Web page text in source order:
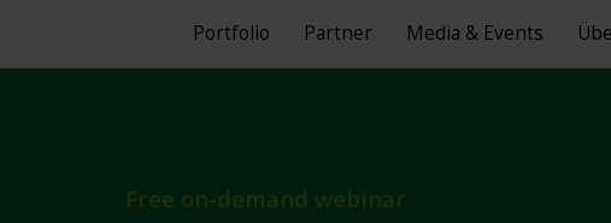
Portfolio Partner Media & Events
Free on-demand webinar